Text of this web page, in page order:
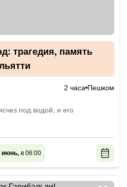
трагедия, память
2 часа Пешком
под водой, и его
июнь, в 06:00